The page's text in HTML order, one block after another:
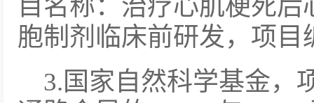
目名称：治疗心肌梗死
胞制剂临床前研发，项目
3.国家自然科学基金，